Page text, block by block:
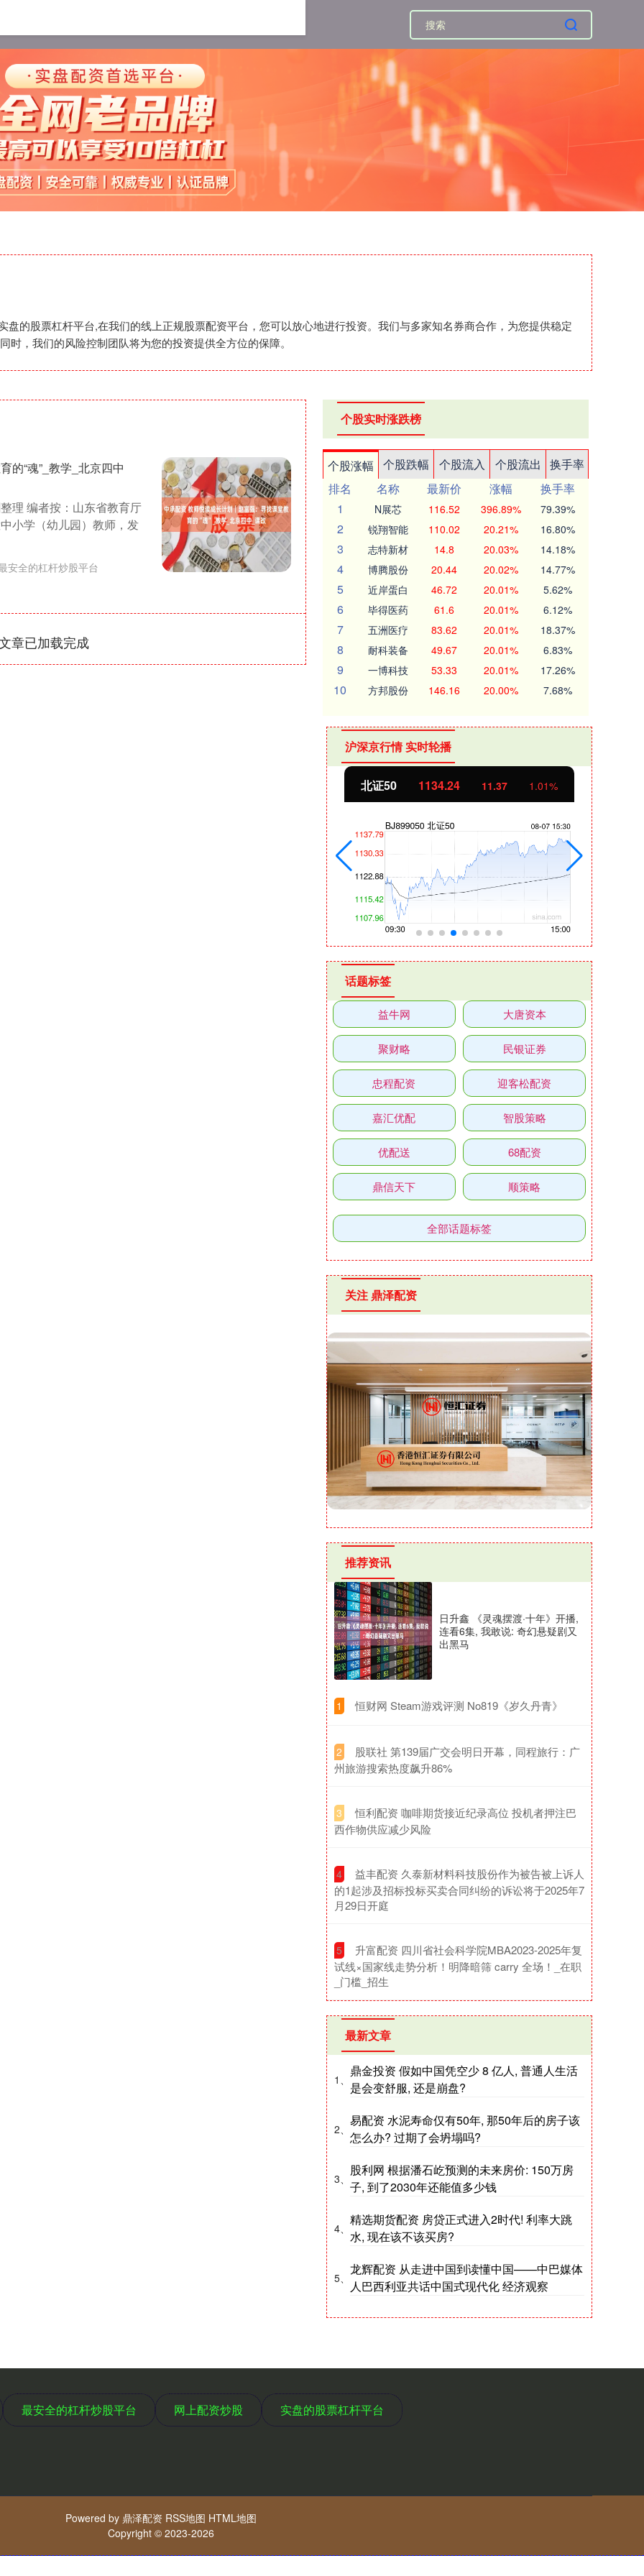
盘的股票杠杆平台,在我们的线上正规股票配资平台，您可以放心地进行投资。我们与多家知名券商合作，为您提供稳定
，我们的风险控制团队将为您的投资提供全方位的保障。
的“魂”_教学_北京四中
理 编者按：山东省教育厅
小学（幼儿园）教师，发
安全的杠杆炒股平台
章已加载完成
个股实时涨跌榜
个股涨幅 个股跌幅 个股流入 个股流出
换手率
排名
名称 最新价 涨幅
换手率
1
N展芯 116.52 396.89% 79.39%
2 锐翔智能 110.02 20.21% 16.80%
3 志特新材 14.8 20.03% 14.18%
4 博腾股份 20.44 20.02% 14.77%
5 近岸蛋白 46.72 20.01% 5.62%
6 毕得医药 61.6 20.01% 6.12%
7 五洲医疗 83.62 20.01% 18.37%
8 耐科装备 49.67 20.01% 6.83%
9 一博科技 53.33 20.01% 17.26%
10 方邦股份 146.16 20.00% 7.68%
沪深京行情 实时轮播
北证50 1134.24 11.37 1.01%
话题标签
益牛网 大唐资本
聚财略 民银证券
忠程配资 迎客松配资
嘉汇优配 智股策略
优配送 68配资
鼎信天下 顺策略
全部话题标签
关注 鼎泽配资
推荐资讯
日升鑫 《灵魂摆渡·十年》开播,
连看6集, 我敢说: 奇幻悬疑剧又
出黑马
1 ​恒财网 Steam游戏评测 No819《岁久丹青》
2
​股联社 第139届广交会明日开幕，同程旅行：广
州旅游搜索热度飙升86%
3
​恒利配资 咖啡期货接近纪录高位 投机者押注巴
西作物供应减少风险
4
​益丰配资 久泰新材料科技股份作为被告被上诉人
的1起涉及招标投标买卖合同纠纷的诉讼将于2025年7
月29日开庭
5
​升富配资 四川省社会科学院MBA2023-2025年复
试线×国家线走势分析！明降暗筛 carry 全场！_在职
_门槛_招生
最新文章
1、
鼎金投资 假如中国凭空少 8 亿人, 普通人生活
是会变舒服, 还是崩盘?
2、
易配资 水泥寿命仅有50年, 那50年后的房子该
怎么办? 过期了会坍塌吗?
3、
股利网 根据潘石屹预测的未来房价: 150万房
子, 到了2030年还能值多少钱
4、
精选期货配资 房贷正式进入2时代! 利率大跳
水, 现在该不该买房?
5、
龙辉配资 从走进中国到读懂中国——中巴媒体
人巴西利亚共话中国式现代化 经济观察
最安全的杠杆炒股平台 网上配资炒股 实盘的股票杠杆平台
Powered by 鼎泽配资 RSS地图 HTML地图
Copyright © 2023-2026